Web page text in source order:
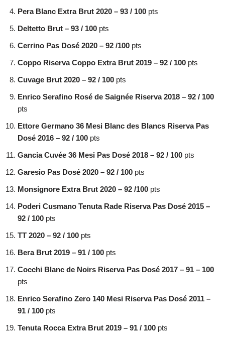
Pera Blanc Extra Brut 2020 – 93 / 100 pts
Deltetto Brut – 93 / 100 pts
Cerrino Pas Dosé 2020 – 92 /100 pts
Coppo Riserva Coppo Extra Brut 2019 – 92 / 100 pts
Cuvage Brut 2020 – 92 / 100 pts
Enrico Serafino Rosé de Saignée Riserva 2018 – 92 / 100
pts
Ettore Germano 36 Mesi Blanc des Blancs Riserva Pas
Dosé 2016 – 92 / 100 pts
Gancia Cuvée 36 Mesi Pas Dosé 2018 – 92 / 100 pts
Garesio Pas Dosé 2020 – 92 / 100 pts
Monsignore Extra Brut 2020 – 92 /100 pts
Poderi Cusmano Tenuta Rade Riserva Pas Dosé 2015 –
92 / 100 pts
TT 2020 – 92 / 100 pts
Bera Brut 2019 – 91 / 100 pts
Cocchi Blanc de Noirs Riserva Pas Dosé 2017 – 91 – 100
pts
Enrico Serafino Zero 140 Mesi Riserva Pas Dosé 2011 –
91 / 100 pts
Tenuta Rocca Extra Brut 2019 – 91 / 100 pts